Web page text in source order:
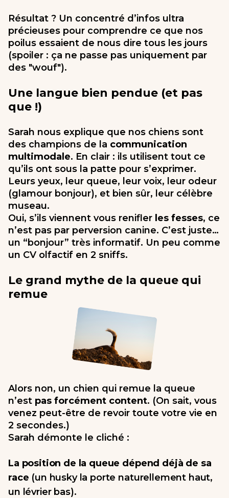
Résultat ? Un concentré d’infos ultra
précieuses pour comprendre ce que nos
poilus essaient de nous dire tous les jours
(spoiler : ça ne passe pas uniquement par
des "wouf").
Une langue bien pendue (et pas
que !)
Sarah nous explique que nos chiens sont
des champions de la communication
multimodale. En clair : ils utilisent tout ce
qu’ils ont sous la patte pour s’exprimer.
Leurs yeux, leur queue, leur voix, leur odeur
(glamour bonjour), et bien sûr, leur célèbre
museau.
Oui, s’ils viennent vous renifler les fesses, ce
n’est pas par perversion canine. C’est juste…
un “bonjour” très informatif. Un peu comme
un CV olfactif en 2 sniffs.
Le grand mythe de la queue qui
remue
Alors non, un chien qui remue la queue
n’est pas forcément content. (On sait, vous
venez peut-être de revoir toute votre vie en
2 secondes.)
Sarah démonte le cliché :
La position de la queue dépend déjà de sa
race (un husky la porte naturellement haut,
un lévrier bas).